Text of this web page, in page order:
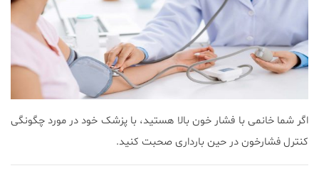
اگر شما خانمی با فشار خون بالا هستید، با پزشک خود در مورد چگونگی
کنترل فشارخون در حین بارداری صحبت کنید.